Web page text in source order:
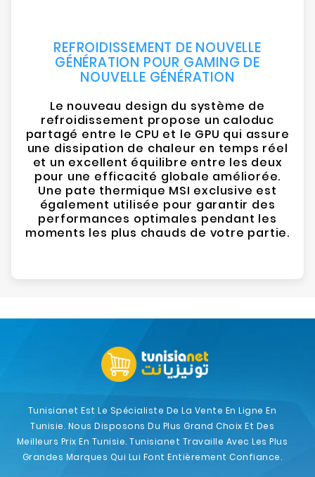
REFROIDISSEMENT DE NOUVELLE
GÉNÉRATION POUR GAMING DE
NOUVELLE GÉNÉRATION
Le nouveau design du système de
refroidissement propose un caloduc
partagé entre le CPU et le GPU qui assure
une dissipation de chaleur en temps réel
et un excellent équilibre entre les deux
pour une efficacité globale améliorée.
Une pate thermique MSI exclusive est
également utilisée pour garantir des
performances optimales pendant les
moments les plus chauds de votre partie.
Tunisianet Est Le Spécialiste De La Vente En Ligne En
Tunisie. Nous Disposons Du Plus Grand Choix Et Des
Meilleurs Prix En Tunisie. Tunisianet Travaille Avec Les Plus
Grandes Marques Qui Lui Font Entièrement Confiance.